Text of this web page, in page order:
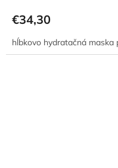
€34,30
hĺbkovo hydratačná maska